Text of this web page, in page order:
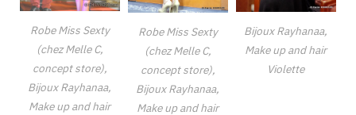
Robe Miss Sexty
(chez Melle C,
concept store),
Bijoux Rayhanaa,
Make up and hair
Robe Miss Sexty
(chez Melle C,
concept store),
Bijoux Rayhanaa,
Make up and hair
Bijoux Rayhanaa,
Make up and hair
Violette